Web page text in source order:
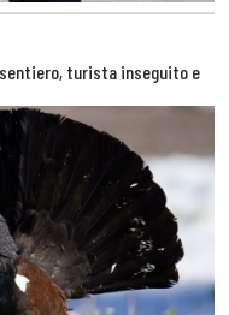
sentiero, turista inseguito e